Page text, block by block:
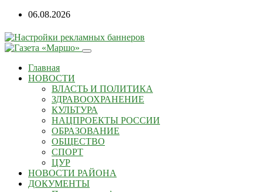
06.08.2026
Главная
НОВОСТИ
ВЛАСТЬ И ПОЛИТИКА
ЗДРАВООХРАНЕНИЕ
КУЛЬТУРА
НАЦПРОЕКТЫ РОССИИ
ОБРАЗОВАНИЕ
ОБЩЕСТВО
СПОРТ
ЦУР
НОВОСТИ РАЙОНА
ДОКУМЕНТЫ